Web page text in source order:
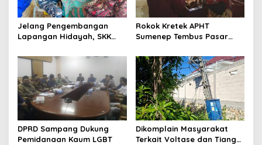
Jelang Pengembangan
Lapangan Hidayah, SKK
Perkuat Sinergi dengan
Nelayan Sampang
Rokok Kretek APHT
Sumenep Tembus Pasar
DPRD Sampang Dukung
Pemidanaan Kaum LGBT
Dikomplain Masyarakat
Terkait Voltase dan Tiang